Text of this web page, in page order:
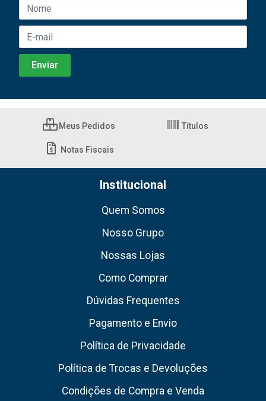
Meus Pedidos Títulos
Notas Fiscais
Institucional
Quem Somos
Nosso Grupo
Nossas Lojas
Como Comprar
Dúvidas Frequentes
Pagamento e Envio
Política de Privacidade
Política de Trocas e Devoluções
Condições de Compra e Venda